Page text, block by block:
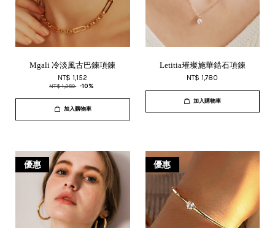
Mgali 冷淡風古巴鍊項鍊
NT$ 1,152
NT$ 1,280 -10%
加入購物車
Letitia璀璨施華鋯石項鍊
NT$ 1,780
加入購物車
優惠 優惠